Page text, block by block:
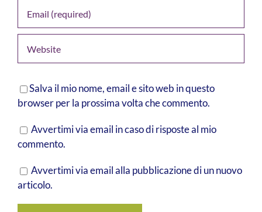
Salva il mio nome, email e sito web in questo
browser per la prossima volta che commento.
Avvertimi via email in caso di risposte al mio
commento.
Avvertimi via email alla pubblicazione di un nuovo
articolo.